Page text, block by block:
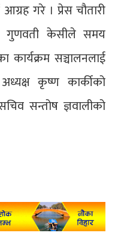
आग्रह गरे । प्रेस चौतारी
गुणवती केसीले समय
सञ्चालनलाई
कृष्ण कार्कीको
सन्तोष ज्ञवालीको